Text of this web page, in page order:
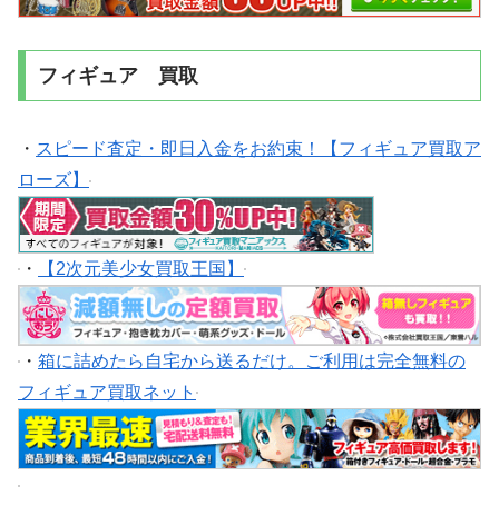
フィギュア 買取
・ スピード査定・即日入金をお約束！【フィギュア買取ア
ローズ】
・ 【2次元美少女買取王国】
・ 箱に詰めたら自宅から送るだけ。ご利用は完全無料の
フィギュア買取ネット